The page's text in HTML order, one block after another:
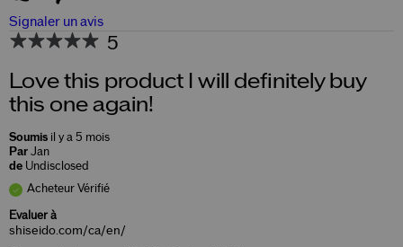
Signaler un avis
5
Love this product I will definitely buy
this one again!
Soumis il y a 5 mois
Par Jan
de Undisclosed
Acheteur Vérifié
Evaluer à
shiseido.com/ca/en/